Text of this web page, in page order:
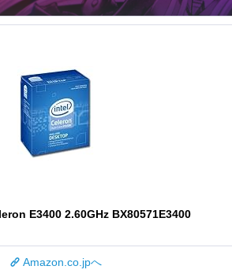
E3400 2.60GHz BX80571E3400
Amazon.co.jpへ